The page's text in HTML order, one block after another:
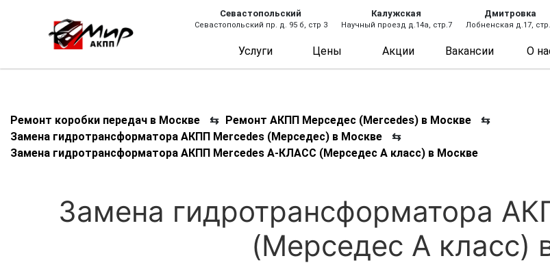
Севастопольский
Севастопольский пр. д. 95 б, стр 3
Калужская
Научный проезд д.14а, стр.7
Дмитровка
Лобненская д.17,
Услуги Цены Акции Вакансии О
Ремонт коробки передач в Москве ⇆ Ремонт АКПП Мерседес (Mercedes) в Москве
⇆
Замена гидротрансформатора АКПП Mercedes (Мерседес) в Москве
⇆
Замена гидротрансформатора АКПП Mercedes А-КЛАСС (Мерседес А класс) в Москве
Замена гидротрансформатора
(Мерседес А класс)